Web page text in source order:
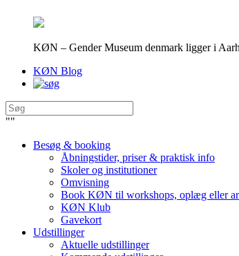
KØN – Gender Museum denmark ligger i
KØN Blog
""
Besøg & booking
Åbningstider, priser & praktisk info
Skoler og institutioner
Omvisning
Book KØN til workshops, oplæg eller
KØN Klub
Gavekort
Udstillinger
Aktuelle udstillinger